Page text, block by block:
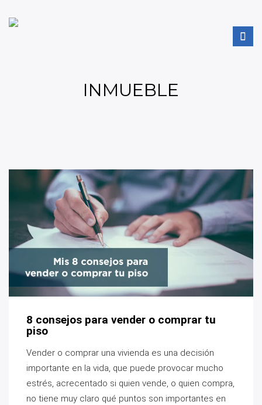
INMUEBLE
8 consejos para vender o comprar tu
piso
Vender o comprar una vivienda es una decisión
importante en la vida, que puede provocar mucho
estrés, acrecentado si quien vende, o quien compra,
no tiene muy claro qué puntos son importantes en